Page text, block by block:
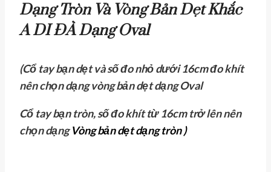
Dạng Tròn Và Vòng Bản Dẹt Khắc
A DI ĐÀ Dạng Oval
(Cổ tay bạn dẹt và số đo nhỏ dưới 16cm đo khít
nên chọn dạngvòng bản dẹt dạng Oval
Cổ tay bạn tròn, số đo khít từ 16cm trở lên nên
chọn dạngVòng bản dẹt dạng tròn )